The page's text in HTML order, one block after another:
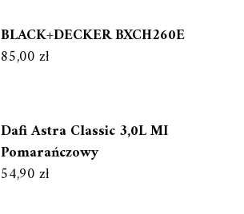
BLACK+DECKER BXCH260E
85,00zł
Dafi Astra Classic 3,0L MI
Pomarańczowy
54,90zł